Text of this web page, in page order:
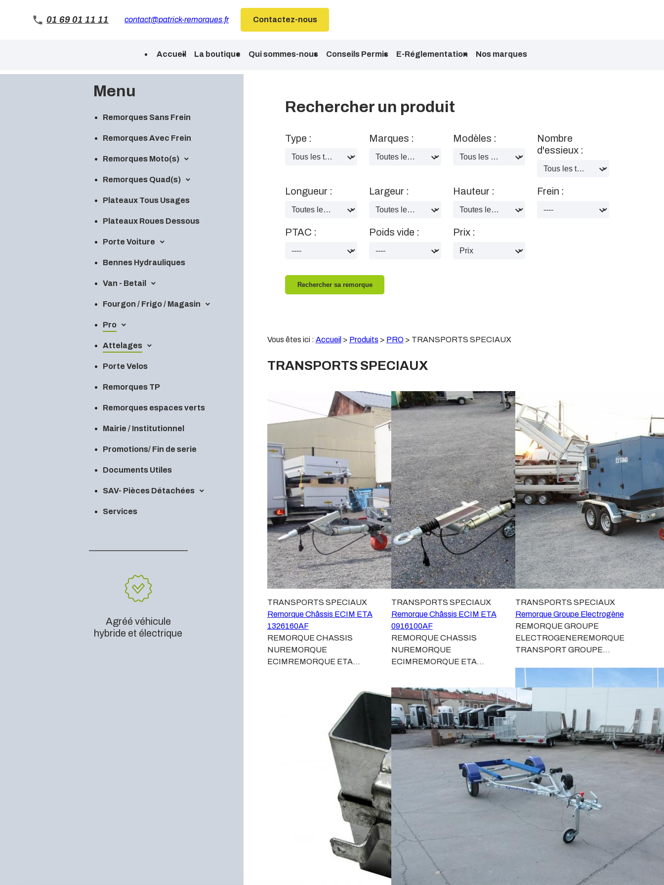
01 69 01 11 11 contact@patrick-remorques.fr Contactez-nous
Accueil La boutique Qui sommes-nous Conseils Permis E-Réglementation Nos marques
Menu
Remorques Sans Frein
Remorques Avec Frein
Remorques Moto(s)
Remorques Quad(s)
Plateaux Tous Usages
Plateaux Roues Dessous
Porte Voiture
Bennes Hydrauliques
Van - Betail
Fourgon / Frigo / Magasin
Pro
Attelages
Porte Velos
Remorques TP
Remorques espaces verts
Mairie / Institutionnel
Promotions/ Fin de serie
Documents Utiles
SAV- Pièces Détachées
Services
Agréé véhicule
hybride et électrique
Rechercher un produit
Type : Marques : Modèles :
Nombre
d'essieux :
Longueur : Largeur : Hauteur : Frein :
PTAC : Poids vide : Prix :
Vous êtes ici : Accueil > Produits > PRO> TRANSPORTS SPECIAUX
TRANSPORTS SPECIAUX
TRANSPORTS SPECIAUX
Remorque Châssis ECIM ETA
1326160AF
REMORQUE CHASSIS
NUREMORQUE
ECIMREMORQUE ETA
citernePTC 1600 kgs CU
(charge utile) 1T28Dimensions
du cadre 2m60 x 1m301 essieu
freiné, Roues extérieures 185 R
14 CTimon articulé avec
commande de freinRoue jockey
télescopique renforcéeGarde-
boue acier2 traverses support
12v règlementaire.Ensemble
galvanisé.D'autres tailles et
demande.Aménagements
TRANSPORTS SPECIAUX
Remorque Châssis ECIM ETA
0916100AF
REMORQUE CHASSIS
NUREMORQUE
ECIMREMORQUE ETA
citerne.PTC : 1000 KGCU
(charge utile) : 800
KGDimensions du cadre 1600 x
1000Hauteur de chargement :
5201 essieu freiné2 Roues
articulé avec commande de
frein.Roue jockey télescopique
renforcée.Garde-boue
acier.Plancher CP 15 mm
recouvert de polyester
antidérapant.Électricité
12v règlementaire.Ensemble
châssis modulaire
galvanisé.Dimensions hors tout
ECIM ETA 0916100AF
TRANSPORTS SPECIAUX
Remorque Groupe Electrogène
REMORQUE GROUPE
ELECTROGENEREMORQUE
TRANSPORT GROUPE
un groupe electrogéne dans une
remorque.Patrick Remorques
peut vous proposer un ensemble
de solution permettant le
transport des groupes
électrogène, toute taille jusqu'a
2800 Kg, pour la France ou pour
l'export.Avec l'aide de nos
clients et de nos partenaires,
nous avons developpé un
ensemble de solution pour
installer et transporter votre
groupe electrogène, toujours en
faisant attention aux points
suivants:- Installation sécurisée
REMORQUE ALU CLM